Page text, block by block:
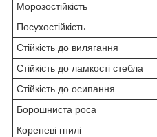
Морозостійкість
Посухостійкість
Стійкість до вилягання
Стійкість до ламкості стебла
Стійкість до осипання
Борошниста роса
Кореневі гнилі